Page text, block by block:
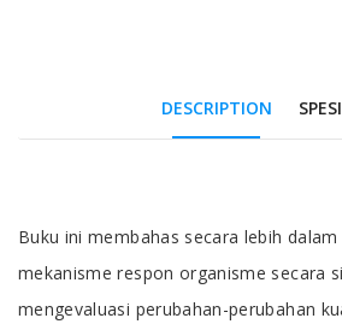
DESCRIPTION
Tab Article
Buku ini membahas secara lebih
mekanisme respon organisme secara
mengevaluasi perubahan-perubahan